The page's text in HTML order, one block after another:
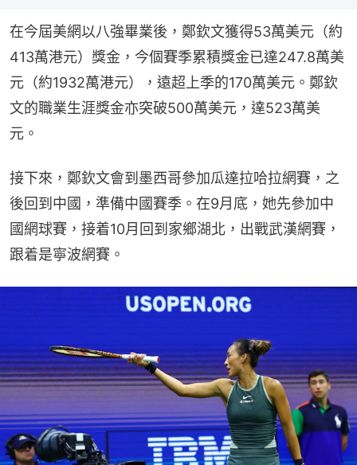
在今屆美網以八強畢業後，鄭欽文獲得53萬美元（約
413萬港元）獎金，今個賽季累積獎金已達247.8萬美
元（約1932萬港元），遠超上季的170萬美元。鄭欽
文的職業生涯獎金亦突破500萬美元，達523萬美
元。
接下來，鄭欽文會到墨西哥參加瓜達拉哈拉網賽，之
後回到中國，準備中國賽季。在9月底，她先參加中
國網球賽，接着10月回到家鄉湖北，出戰武漢網賽，
跟着是寧波網賽。